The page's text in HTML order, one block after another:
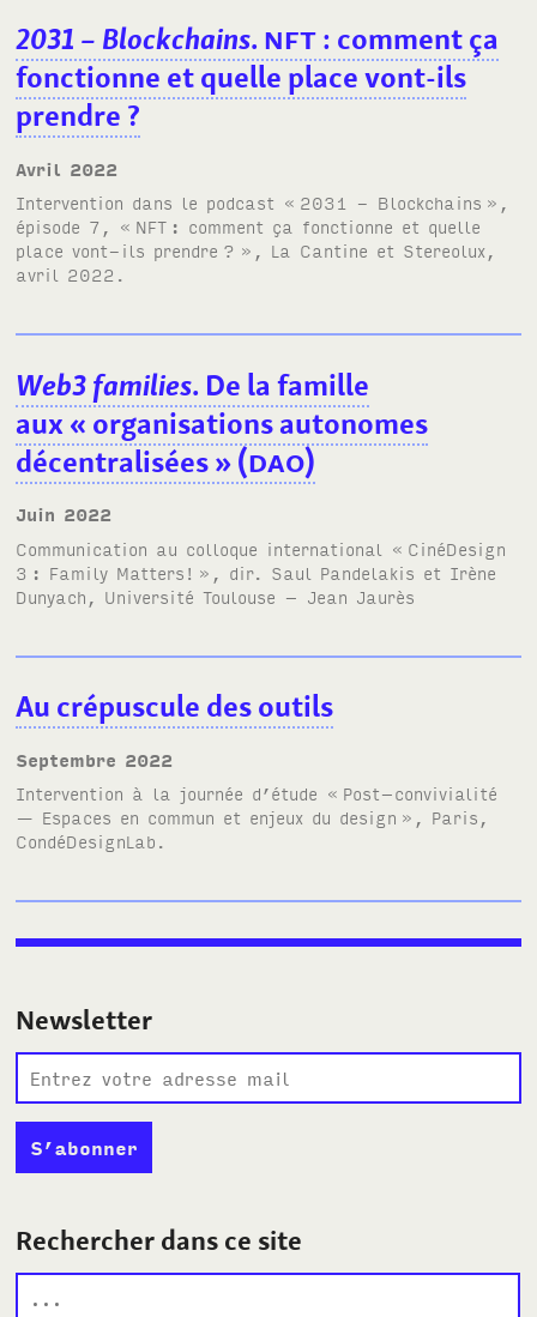
2031 – Blockchains. NFT: comment ça
fonctionne et quelle place vont-ils
prendre ?
avril 2022
Intervention dans le podcast « 2031 - Blockchains » ,
épisode 7, « NFT : comment ça fonctionne et quelle
place vont-ils prendre ? », La Cantine et Stereolux,
avril 2022.
Web3 families. De la famille
aux « organisations autonomes
décentralisées» (DAO)
juin 2022
Communication au colloque international « CinéDesign
3 : Family Matters! », dir. Saul Pandelakis et Irène
Dunyach, Université Toulouse – Jean Jaurès
Au crépuscule des outils
septembre 2022
Intervention à la journée d’étude « Post–convivialité
— Espaces en commun et enjeux du design », Paris,
CondéDesignLab.
Newsletter
Rechercher dans ce site